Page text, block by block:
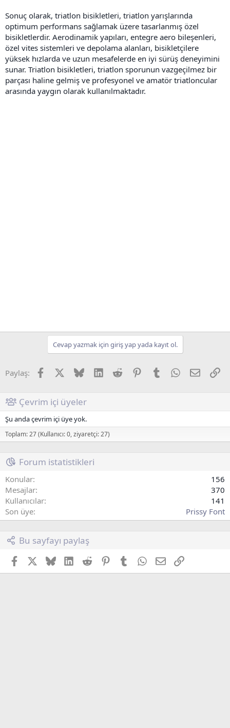
Sonuç olarak, triatlon bisikletleri, triatlon yarışlarında
optimum performans sağlamak üzere tasarlanmış özel
bisikletlerdir. Aerodinamik yapıları, entegre aero bileşenleri,
özel vites sistemleri ve depolama alanları, bisikletçilere
yüksek hızlarda ve uzun mesafelerde en iyi sürüş deneyimini
sunar. Triatlon bisikletleri, triatlon sporunun vazgeçilmez bir
parçası haline gelmiş ve profesyonel ve amatör triatloncular
arasında yaygın olarak kullanılmaktadır.
Cevap yazmak için giriş yap yada kayıt ol.
Paylaş: FacebookX (Twitter)
BlueskyLinkedInReddit PinterestTumblr WhatsApp
E-posta
Çevrim içi üyeler
Şu anda çevrim içi üye yok.
Toplam: 27 (Kullanıcı: 0, ziyaretçi: 27)
Forum istatistikleri
Konular
156
Mesajlar
370
Kullanıcılar
141
Son üye
Prissy Font
Bu sayfayı paylaş
FacebookX (Twitter)
BlueskyLinkedInReddit PinterestTumblr WhatsApp
E-postaLink